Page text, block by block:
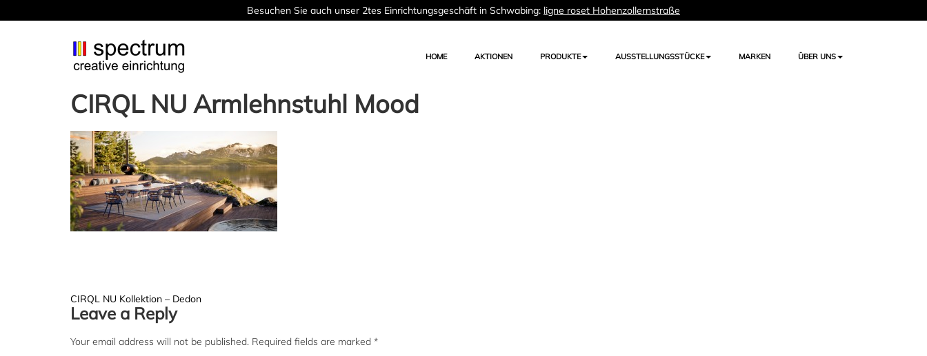
Besuchen Sie auch unser 2tes Einrichtungsgeschäft in Schwabing: ligne roset Hohenzollernstraße
HOME AKTIONEN PRODUKTE AUSSTELLUNGSSTÜCKE MARKEN ÜBER UNS
CIRQL NU Armlehnstuhl Mood
Post
navigation
CIRQL NU Kollektion – Dedon
Leave a Reply
Your email address will not be published. Required fields are marked *